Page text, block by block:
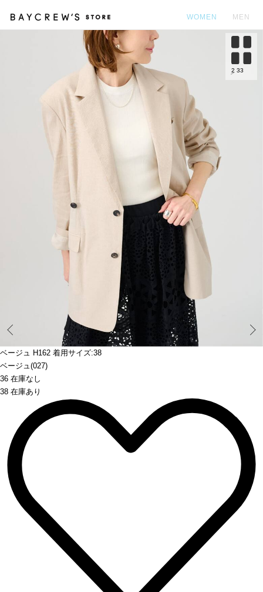
WOMEN MEN
ベージュ H162 着用サイズ:38
ベージュ(027)
36 在庫なし
38 在庫あり
2 33